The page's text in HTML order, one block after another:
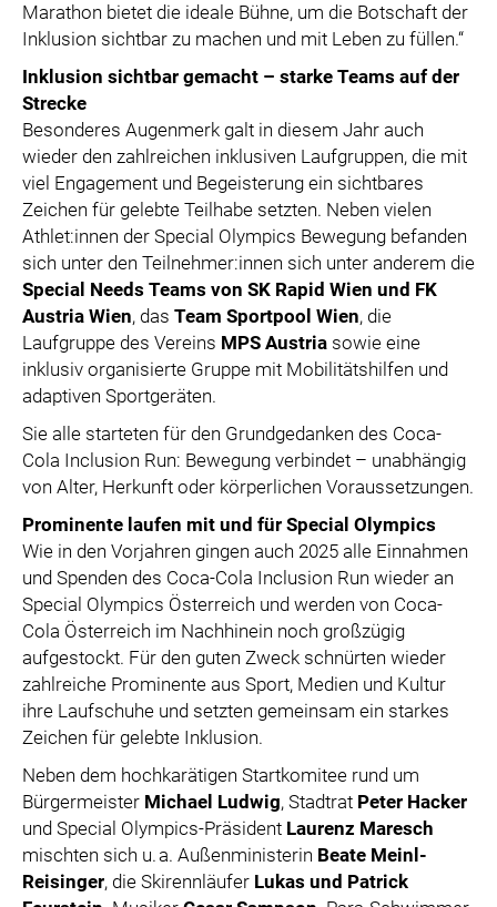
Marathon bietet die ideale Bühne, um die Botschaft der
Inklusion sichtbar zu machen und mit Leben zu füllen.“
Inklusion sichtbar gemacht – starke Teams auf der
Strecke
Besonderes Augenmerk galt in diesem Jahr auch
wieder den zahlreichen inklusiven Laufgruppen, die mit
viel Engagement und Begeisterung ein sichtbares
Zeichen für gelebte Teilhabe setzten. Neben vielen
Athlet:innen der Special Olympics Bewegung befanden
sich unter den Teilnehmer:innen sich unter anderem die
Special Needs Teams von SK Rapid Wien und FK
Austria Wien, das Team Sportpool Wien, die
Laufgruppe des Vereins MPS Austria sowie eine
inklusiv organisierte Gruppe mit Mobilitätshilfen und
adaptiven Sportgeräten.
Sie alle starteten für den Grundgedanken des Coca-
Cola Inclusion Run: Bewegung verbindet – unabhängig
von Alter, Herkunft oder körperlichen Voraussetzungen.
Prominente laufen mit und für Special Olympics
Wie in den Vorjahren gingen auch 2025 alle Einnahmen
und Spenden des Coca-Cola Inclusion Run wieder an
Special Olympics Österreich und werden von Coca-
Cola Österreich im Nachhinein noch großzügig
aufgestockt. Für den guten Zweck schnürten wieder
zahlreiche Prominente aus Sport, Medien und Kultur
ihre Laufschuhe und setzten gemeinsam ein starkes
Zeichen für gelebte Inklusion.
Neben dem hochkarätigen Startkomitee rund um
Bürgermeister Michael Ludwig, Stadtrat Peter Hacker
und Special Olympics-Präsident Laurenz Maresch
mischten sich u. a. Außenministerin Beate Meinl-
Reisinger, die Skirennläufer Lukas und Patrick